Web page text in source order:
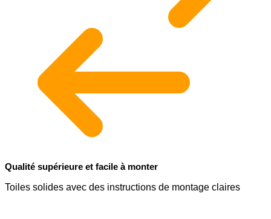
Qualité supérieure et facile à monter
Toiles solides avec des instructions de montage claires